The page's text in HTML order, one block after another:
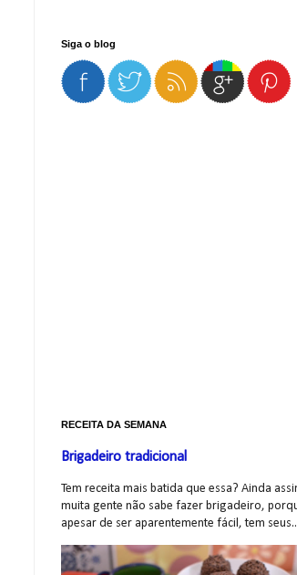
Siga o blog
RECEITA DA SEMANA
Brigadeiro tradicional
Tem receita mais batida que essa? Ainda
muita gente não sabe fazer brigadeiro,
apesar de ser aparentemente fácil, tem